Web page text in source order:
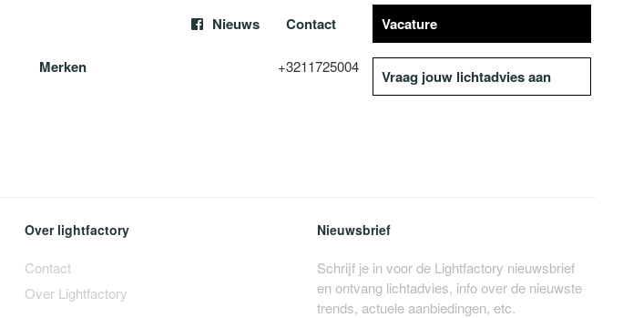
Nieuws Contact Vacature
Merken
+3211725004
Vraag jouw lichtadvies aan
Over lightfactory
Contact
Over Lightfactory
Nieuwsbrief
Schrijf je in voor de Lightfactory nieuwsbrief
en ontvang lichtadvies, info over de nieuwste
trends, actuele aanbiedingen, etc.